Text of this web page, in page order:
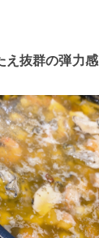
え抜群の弾力感